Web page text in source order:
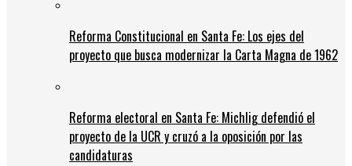
Reforma Constitucional en Santa Fe: Los ejes del
proyecto que busca modernizar la Carta Magna de 1962
Reforma electoral en Santa Fe: Michlig defendió el
proyecto de la UCR y cruzó a la oposición por las
candidaturas